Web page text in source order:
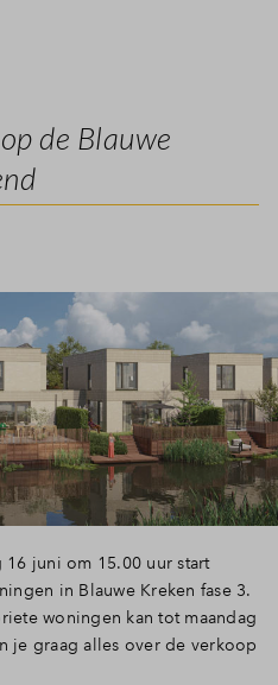
de Blauwe
juni om 15.00 uur start
in Blauwe Kreken fase 3.
woningen kan tot maandag
je graag alles over de verkoop